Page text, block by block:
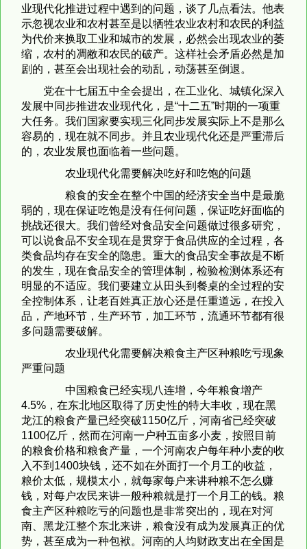
业现代化推进过程中遇到的问题，谈了几点看法。他表
示忽视农业和农村甚至是以牺牲农业农村和农民的利益
为代价来换取工业和城市的发展，必然会出现农业的萎
缩，农村的凋敝和农民的破产。这样社会矛盾必然是加
剧的，甚至会出现社会的动乱，动荡甚至倒退。
党在十七届五中全会提出，在工业化、城镇化深入
发展中同步推进农业现代化，是“十二五”时期的一项重
大任务。我们国家要实现三化同步发展实际上不是那么
容易的，现在就不同步。并且农业现代化还是严重滞后
的，农业发展也面临着一些问题。
农业现代化需要解决吃好和吃饱的问题
粮食的安全在整个中国的经济安全当中是最脆
弱的，现在保证吃饱是没有任何问题，保证吃好面临的
挑战还很大。我们曾经对食品安全问题做过很多研究，
可以说食品不安全现在是贯穿于食品供应的全过程，各
类食品均存在安全的隐患。重大的食品安全事故是不断
的发生，现在食品安全的管理体制，检验检测体系还有
明显的不适应。我们要建立从田头到餐桌的全过程的安
全控制体系，让老百姓真正放心还是任重道远，在投入
品，产地环节，生产环节，加工环节，流通环节都有很
多问题需要破解。
农业现代化需要解决粮食主产区种粮吃亏现象
严重问题
中国粮食已经实现八连增，今年粮食增产
4.5%，在东北地区取得了历史性的特大丰收，现在黑
龙江的粮食产量已经突破1150亿斤，河南省已经突破
1100亿斤，然而在河南一户种五亩多小麦，按照目前
的粮食价格和粮食产量，一个河南农户每年种小麦的收
入不到1400块钱，还不如在外面打一个月工的收益，
粮价太低，规模太小，就每家每户来讲种粮不怎么赚
钱，对每户农民来讲一般种粮就是打一个月工的钱。粮
食主产区种粮吃亏的问题也是非常突出的，现在对河
南、黑龙江整个东北来讲，粮食没有成为发展真正的优
势，甚至成为一种包袱。河南的人均财政支出在全国是